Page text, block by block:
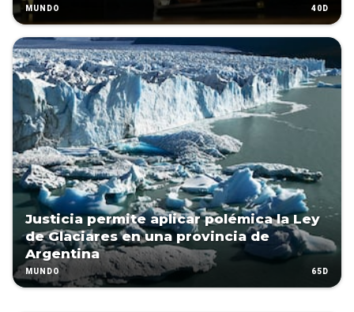
MUNDO 40D
Justicia permite aplicar polémica la Ley
de Glaciares en una provincia de
Argentina
MUNDO 65D